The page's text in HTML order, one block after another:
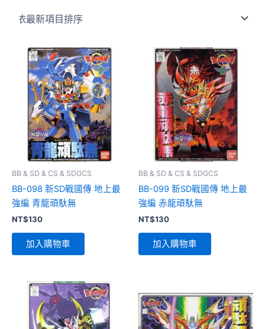
BB & SD & CS & SDGCS
BB-098 新SD戰國傳 地上最
強編 青龍頑馱無
NT$130
加入購物車
BB & SD & CS & SDGCS
BB-099 新SD戰國傳 地上最
強編 赤龍頑馱無
NT$130
加入購物車